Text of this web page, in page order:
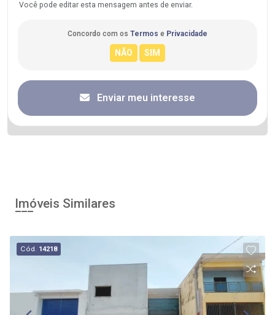
Você pode editar esta mensagem antes de enviar.
Concordo com os Termos e Privacidade
Enviar meu interesse
Imóveis Similares
Cód. 14218